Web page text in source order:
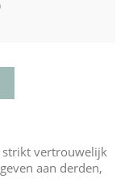
strikt vertrouwelijk
aan derden,